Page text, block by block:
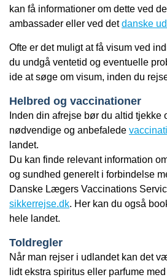
kan få informationer om dette ved
ambassader eller ved detdanske
Ofte er det muligt at få visum ved
du undgå ventetid og eventuelle
ide at søge om visum, inden du
Helbred og vaccinationer
Inden din afrejse bør du altid tjekke
nødvendige og anbefalede
landet.
Du kan finde relevant information
og sundhed generelt i forbindelse
Danske Lægers Vaccinations
sikkerrejse.dk. Her kan du også
hele landet.
Toldregler
Når man rejser i udlandet kan det
lidt ekstra spiritus eller parfume